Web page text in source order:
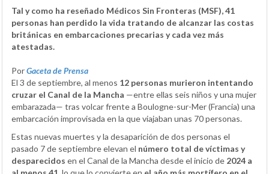
Tal y como ha reseñado Médicos Sin Fronteras (MSF), 41
personas han perdido la vida tratando de alcanzar las costas
británicas en embarcaciones precarias y cada vez más
atestadas.
PorGaceta de Prensa
El 3 de septiembre, al menos 12 personas murieron intentando
cruzar el Canal de la Mancha —entre ellas seis niños y una mujer
embarazada— tras volcar frente a Boulogne-sur-Mer (Francia) una
embarcación improvisada en la que viajaban unas 70 personas.
Estas nuevas muertes y la desaparición de dos personas el
pasado 7 de septiembre elevan el número total de víctimas y
desparecidos en el Canal de la Mancha desde el inicio de 2024 a